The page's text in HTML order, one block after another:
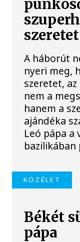
A háborút
nyeri meg,
szeretet,
nem a
hanem a
ajándéka
Leó pápa a
bazilikában
KÖZÉLET
Békét
pápa